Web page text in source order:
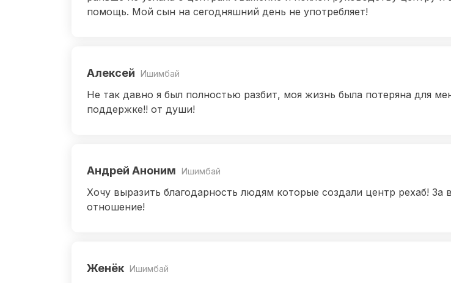
помощь. Мой сын на сегодняшний день не употребляет!
Алексей Ишимбай
Не так давно я был полностью разбит, моя жизнь была потеряна для
поддержке!! от души!
Андрей Аноним Ишимбай
Хочу выразить благодарность людям которые создали центр рехаб!
отношение!
Женёк Ишимбай